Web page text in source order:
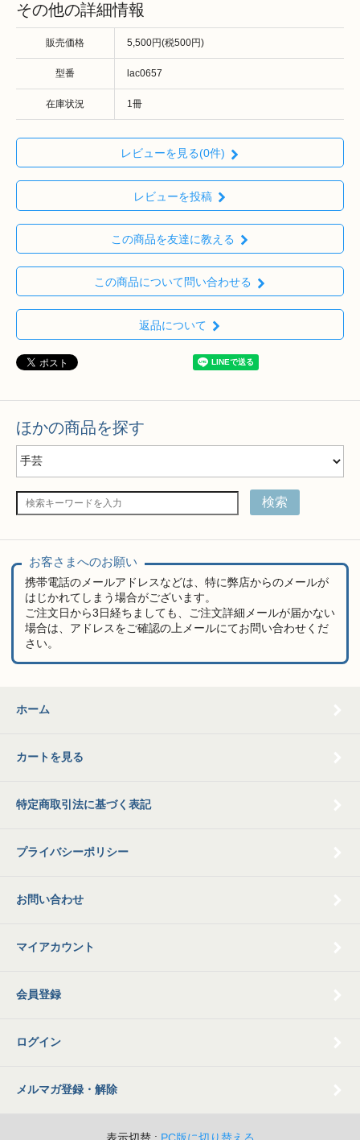
その他の詳細情報
販売価格 5,500円(税500円)
型番 lac0657
在庫状況 1冊
レビューを見る(0件)
レビューを投稿
この商品を友達に教える
この商品について問い合わせる
返品について
ほかの商品を探す
検索
お客さまへのお願い
携帯電話のメールアドレスなどは、特に弊店からのメールが
はじかれてしまう場合がございます。
ご注文日から3日経ちましても、ご注文詳細メールが届かない
場合は、アドレスをご確認の上メールにてお問い合わせくだ
さい。
ホーム
カートを見る
特定商取引法に基づく表記
プライバシーポリシー
お問い合わせ
マイアカウント
会員登録
ログイン
メルマガ登録・解除
表示切替 : PC版に切り替える